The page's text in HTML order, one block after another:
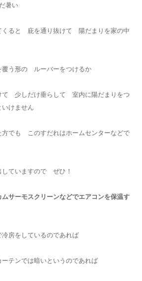
暑い
くると 庇を通り抜けて 陽だまりを家の中
う形の ルーバーをつけるか
少しだけ垂らして 室内に陽だまりをつ
いけません
方でも このすだれはホームセンターなどで
ていますので ぜひ！
サーモスクリーンなどでエアコンを保温す
房をしているのであれば
テンでは暗いというのであれば